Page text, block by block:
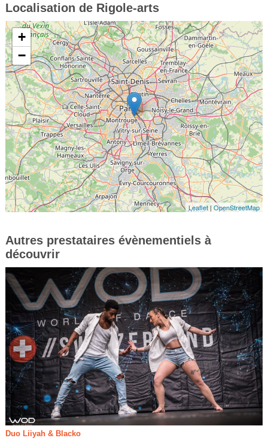
Localisation de Rigole-arts
+
−
Leaflet |OpenStreetMap
Autres prestataires évènementiels à
découvrir
Duo Liiyah & Blacko